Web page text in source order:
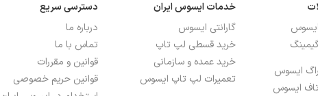
ایسوس
ایسوس
خدمات ایسوس ایران
گارانتی ایسوس
خرید قسطی لپ تاپ
خرید عمده و سازمانی
تعمیرات لپ تاپ ایسوس
دسترسی سریع
درباره ما
تماس با ما
قوانین و مقررات
قوانین حریم خصوصی